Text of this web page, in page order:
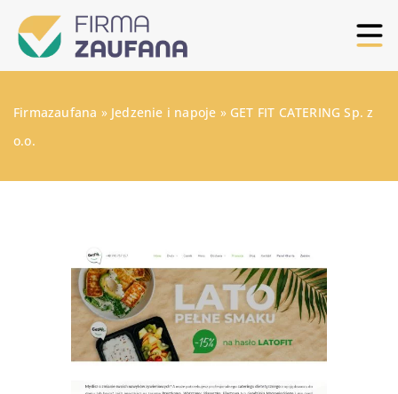
Firmazaufana » Jedzenie i napoje » GET FIT CATERING Sp. z
o.o.